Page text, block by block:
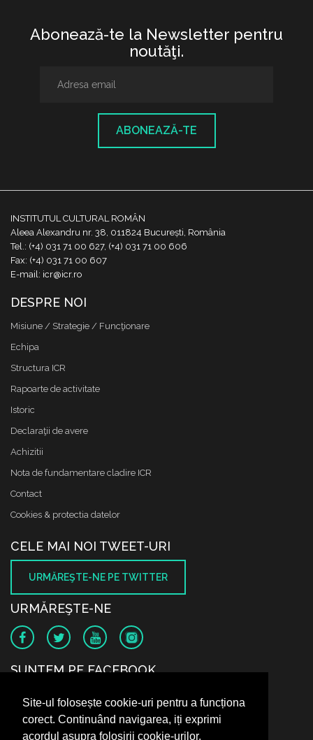
Site-ul folosește cookie-uri pentru a funcționa
corect. Continuând navigarea, iți exprimi
acordul asupra folosirii cookie-urilor.
Abonează-te la Newsletter pentru
noutăţi.
ABONEAZĂ-TE
INSTITUTUL CULTURAL ROMÂN
Aleea Alexandru nr. 38, 011824 București, România
Tel.: (+4) 031 71 00 627, (+4) 031 71 00 606
Fax: (+4) 031 71 00 607
E-mail: icr@icr.ro
DESPRE NOI
Misiune / Strategie / Funcţionare
Echipa
Structura ICR
Rapoarte de activitate
Istoric
Declaraţii de avere
Achizitii
Nota de fundamentare cladire ICR
Contact
Cookies & protectia datelor
CELE MAI NOI TWEET-URI
URMĂREŞTE-NE PE TWITTER
URMĂREŞTE-NE
SUNTEM PE FACEBOOK